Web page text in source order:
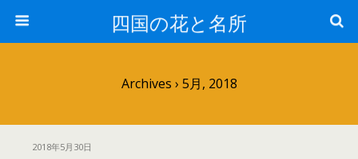
四国の花と名所
Archives › 5月, 2018
2018年5月30日